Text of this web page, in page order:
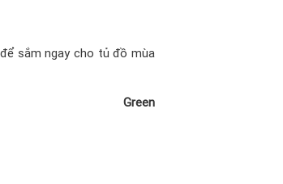
sắm ngay cho tủ đồ mùa
Green